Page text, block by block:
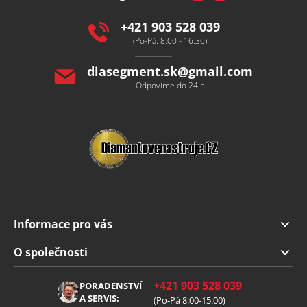
+421 903 528 039
(Po-Pá: 8:00 - 16:30)
diasegment.sk@gmail.com
Odpovíme do 24 h
Informace pro vás
Doprava a platba
Obchodní podmínky
Reklamace
O společnosti
PORADENSTVÍ
A SERVIS:
+421 903 528 039
(Po-Pá 8:00-15:00)